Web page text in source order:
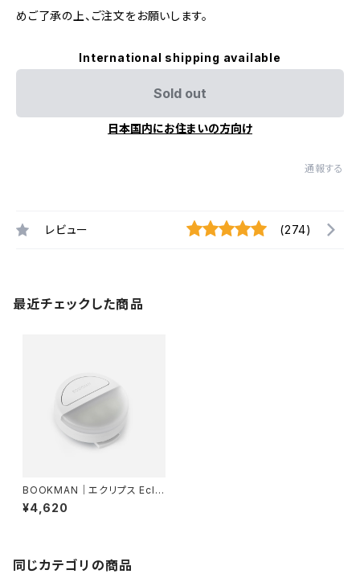
めご了承の上、ご注文をお願いします。
International shipping available
Sold out
日本国内にお住まいの方向け
通報する
レビュー (274)
最近チェックした商品
BOOKMAN｜エクリプス Eclip
se With Usb-c - White
¥4,620
同じカテゴリの商品